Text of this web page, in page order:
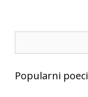
Popularni poeci